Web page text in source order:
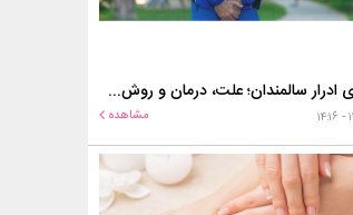
بی اختیاری ادرار سالمندان؛ علت، درمان و روش‌های کنترل در منزل
مشاهده